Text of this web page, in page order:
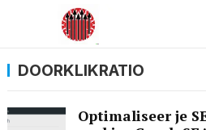
DOORKLIKRATIO
Optimaliseer je